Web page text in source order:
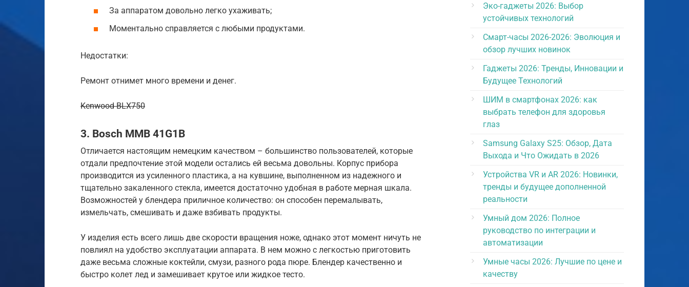
За аппаратом довольно легко ухаживать;
Моментально справляется с любыми продуктами.
Недостатки:
Ремонт отнимет много времени и денег.
Kenwood BLX750
3. Bosch MMB 41G1B
Отличается настоящим немецким качеством – большинство пользователей, которые
отдали предпочтение этой модели остались ей весьма довольны. Корпус прибора
производится из усиленного пластика, а на кувшине, выполненном из надежного и
тщательно закаленного стекла, имеется достаточно удобная в работе мерная шкала.
Возможностей у блендера приличное количество: он способен перемалывать,
измельчать, смешивать и даже взбивать продукты.
У изделия есть всего лишь две скорости вращения ноже, однако этот момент ничуть не
повлиял на удобство эксплуатации аппарата. В нем можно с легкостью приготовить
даже весьма сложные коктейли, смузи, разного рода пюре. Блендер качественно и
быстро колет лед и замешивает крутое или жидкое тесто.
Эко-гаджеты 2026: Выбор
устойчивых технологий
Смарт-часы 2026-2026: Эволюция и
обзор лучших новинок
Гаджеты 2026: Тренды, Инновации и
Будущее Технологий
ШИМ в смартфонах 2026: как
выбрать телефон для здоровья
глаз
Samsung Galaxy S25: Обзор, Дата
Выхода и Что Ожидать в 2026
Устройства VR и AR 2026: Новинки,
тренды и будущее дополненной
реальности
Умный дом 2026: Полное
руководство по интеграции и
автоматизации
Умные часы 2026: Лучшие по цене и
качеству